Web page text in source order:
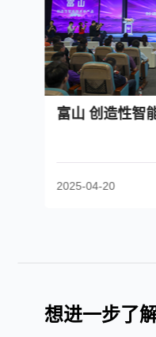
富山 创造性智
2025-04-20
想进一步了